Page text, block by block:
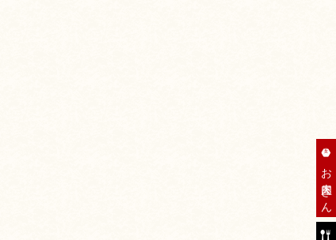
お肉屋さん